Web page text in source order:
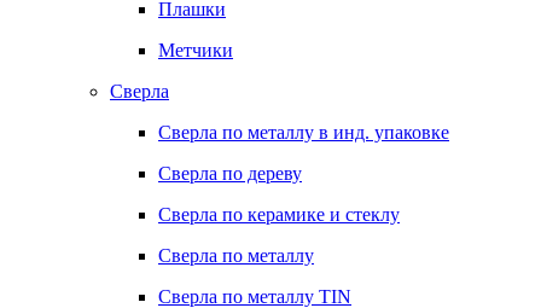
Плашки
Метчики
Сверла
Сверла по металлу в инд. упаковке
Сверла по дереву
Сверла по керамике и стеклу
Сверла по металлу
Сверла по металлу TIN